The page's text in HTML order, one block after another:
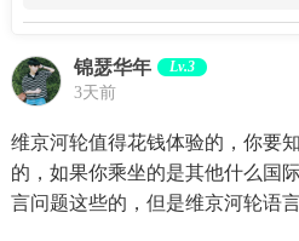
锦瑟华年 Lv.3
3天前
维京河轮值得花钱体验的，你要
的，如果你乘坐的是其他什么国
言问题这些的，但是维京河轮语